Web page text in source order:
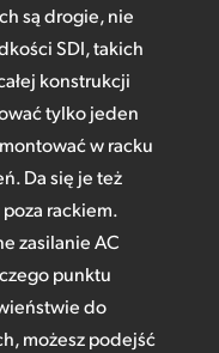
są drogie, nie
SDI, takich
konstrukcji
tylko jeden
w racku
Da się je też
rackiem.
zasilanie AC
punktu
do
możesz podejść